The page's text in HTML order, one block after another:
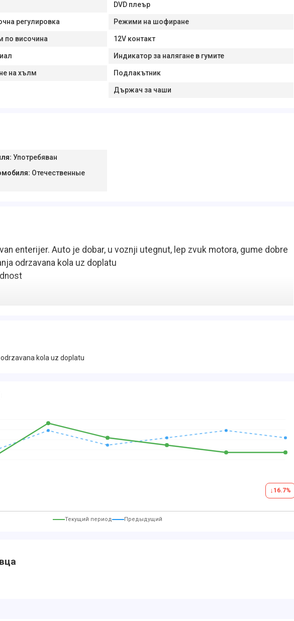
DVD плеър
регулировка Режими на шофиране
по височина 12V контакт
Индикатор за налягане в гумите
на хълм Подлакътник
Държач за чаши
: Употребяван
: Отечественные
enterijer. Auto je dobar, u voznji utegnut, lep zvuk motora, gume dobre
odrzavana kola uz doplatu
kola uz doplatu
↓ 16.7%
Текущий период Предыдущий